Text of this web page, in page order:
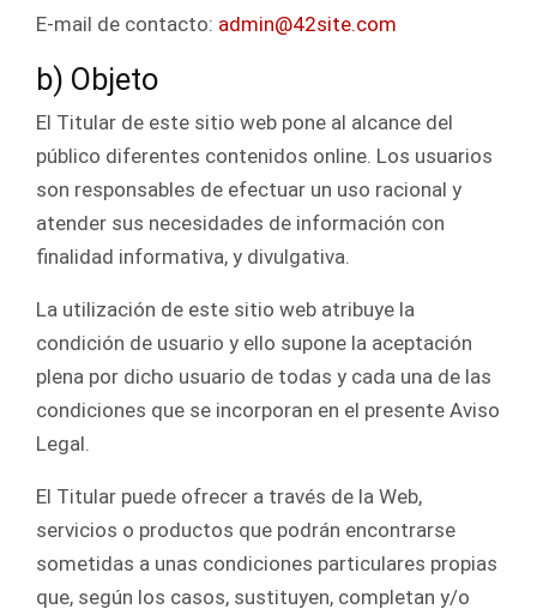
E-mail de contacto: admin@42site.com
b) Objeto
El Titular de este sitio web pone al alcance del
público diferentes contenidos online. Los usuarios
son responsables de efectuar un uso racional y
atender sus necesidades de información con
finalidad informativa, y divulgativa.
La utilización de este sitio web atribuye la
condición de usuario y ello supone la aceptación
plena por dicho usuario de todas y cada una de las
condiciones que se incorporan en el presente Aviso
Legal.
El Titular puede ofrecer a través de la Web,
servicios o productos que podrán encontrarse
sometidas a unas condiciones particulares propias
que, según los casos, sustituyen, completan y/o